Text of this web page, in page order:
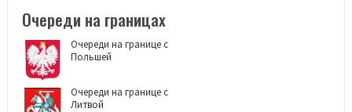
Очереди на границах
Очереди на границе с
Польшей
Очереди на границе с
Литвой